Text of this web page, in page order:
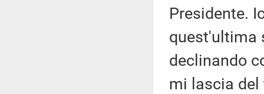
Presidente.
quest'ultima
declinando
mi lascia